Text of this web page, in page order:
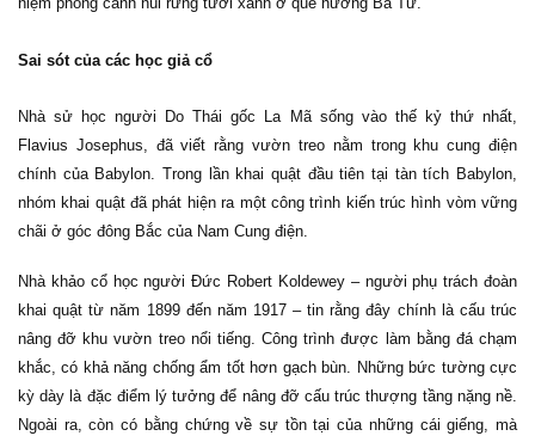
Sai sót của các học giả cổ
Nhà sử học người Do Thái gốc La Mã sống vào thế kỷ thứ nhất,
Flavius Josephus, đã viết rằng vườn treo nằm trong khu cung điện
chính của Babylon. Trong lần khai quật đầu tiên tại tàn tích Babylon,
nhóm khai quật đã phát hiện ra một công trình kiến trúc hình vòm vững
chãi ở góc đông Bắc của Nam Cung điện.
Nhà khảo cổ học người Đức Robert Koldewey – người phụ trách đoàn
khai quật từ năm 1899 đến năm 1917 – tin rằng đây chính là cấu trúc
nâng đỡ khu vườn treo nổi tiếng. Công trình được làm bằng đá chạm
khắc, có khả năng chống ẩm tốt hơn gạch bùn. Những bức tường cực
kỳ dày là đặc điểm lý tưởng để nâng đỡ cấu trúc thượng tầng nặng nề.
Ngoài ra, còn có bằng chứng về sự tồn tại của những cái giếng, mà